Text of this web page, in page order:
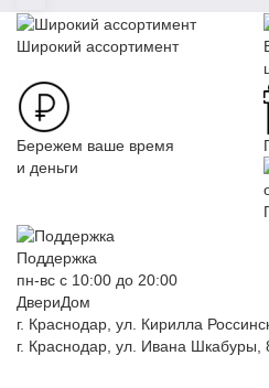
Широкий ассортимент
Бережем ваше время
и деньги
Поддержка
пн-вс с 10:00 до 20:00
ДвериДом
г. Краснодар, ул. Кирилла
г. Краснодар, ул. Ивана Шкабуры,